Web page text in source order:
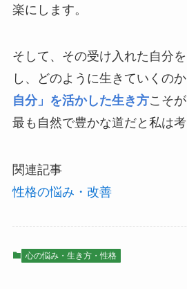
楽にします。
そして、その受け入れた自分
し、どのように生きていくのか
自分」を活かした生き方こそ
最も自然で豊かな道だと私は考
関連記事
性格の悩み・改善
心の悩み・生き方・性格